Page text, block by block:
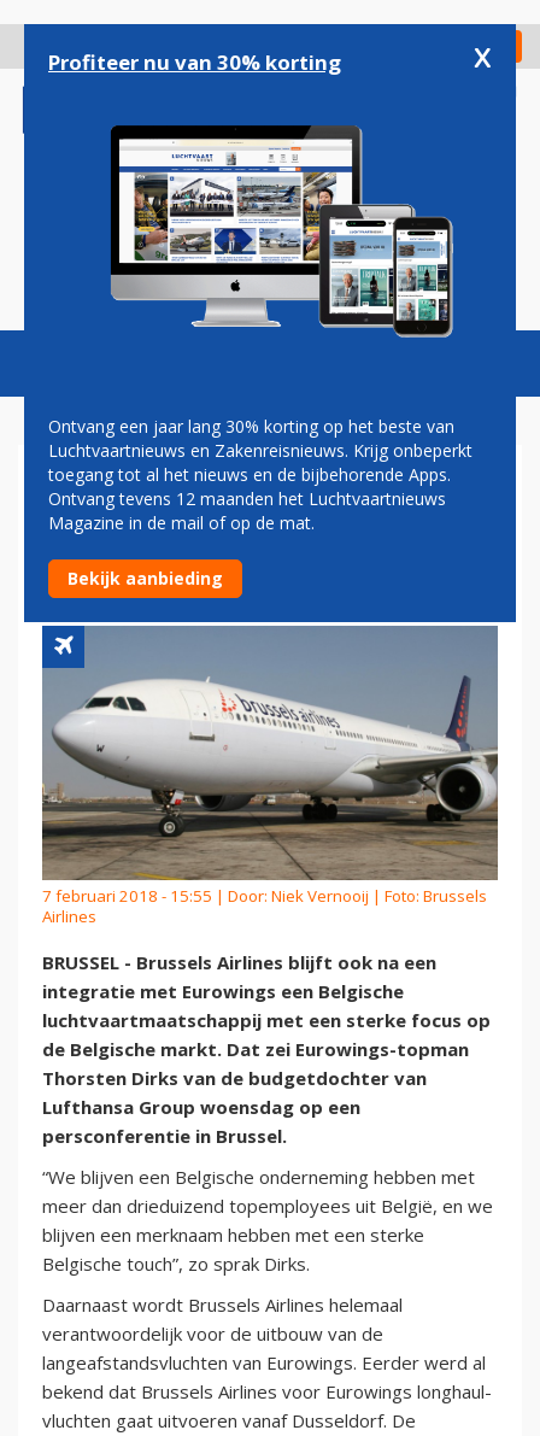
gaan
Check in
Magazine Podcasts Vacatures
TOPMAN EUROWINGS:
BRUSSELS AIRLINES BLIJFT
BELGISCH
7 februari 2018 - 15:55 | Door: Niek Vernooij | Foto: Brussels
Airlines
BRUSSEL - Brussels Airlines blijft ook na een
integratie met Eurowings een Belgische
luchtvaartmaatschappij met een sterke focus op
de Belgische markt. Dat zei Eurowings-topman
Thorsten Dirks van de budgetdochter van
Lufthansa Group woensdag op een
persconferentie in Brussel.
“We blijven een Belgische onderneming hebben met
meer dan drieduizend topemployees uit België, en we
blijven een merknaam hebben met een sterke
Belgische touch”, zo sprak Dirks.
Daarnaast wordt Brussels Airlines helemaal
verantwoordelijk voor de uitbouw van de
langeafstandsvluchten van Eurowings. Eerder werd al
bekend dat Brussels Airlines voor Eurowings longhaul-
vluchten gaat uitvoeren vanaf Dusseldorf. De
Profiteer nu van 30% korting x
Ontvang een jaar lang 30% korting op het beste van
Luchtvaartnieuws en Zakenreisnieuws. Krijg onbeperkt
toegang tot al het nieuws en de bijbehorende Apps.
Ontvang tevens 12 maanden het Luchtvaartnieuws
Magazine in de mail of op de mat.
Bekijk aanbieding